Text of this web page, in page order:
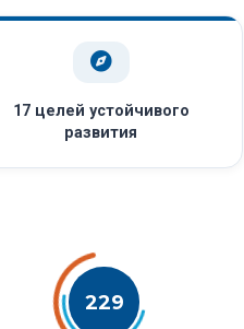
17 целей устойчивого
развития
229